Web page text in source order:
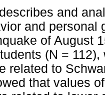
and
and personal
of August
(N =
related to
that values